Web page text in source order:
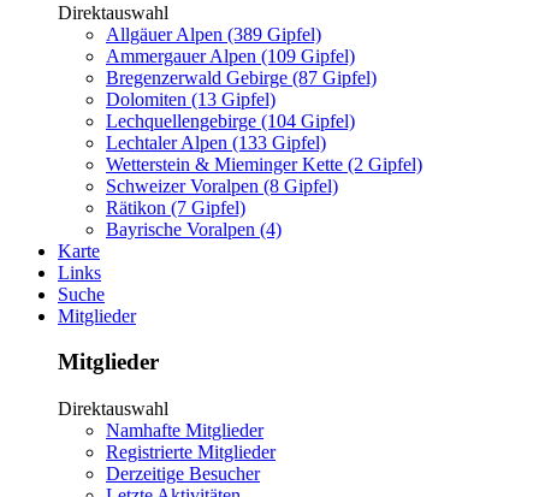
Direktauswahl
Allgäuer Alpen (389 Gipfel)
Ammergauer Alpen (109 Gipfel)
Bregenzerwald Gebirge (87 Gipfel)
Dolomiten (13 Gipfel)
Lechquellengebirge (104 Gipfel)
Lechtaler Alpen (133 Gipfel)
Wetterstein & Mieminger Kette (2 Gipfel)
Schweizer Voralpen (8 Gipfel)
Rätikon (7 Gipfel)
Bayrische Voralpen (4)
Karte
Links
Suche
Mitglieder
Mitglieder
Direktauswahl
Namhafte Mitglieder
Registrierte Mitglieder
Derzeitige Besucher